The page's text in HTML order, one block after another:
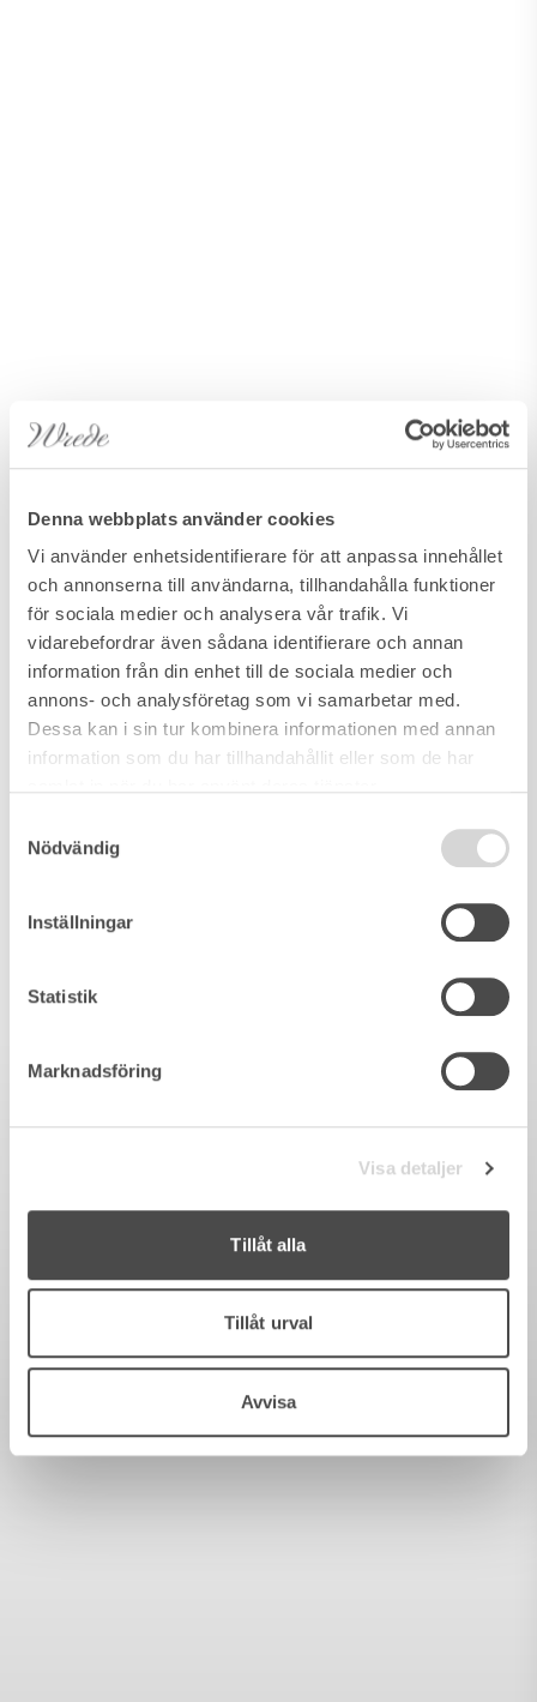
Denna webbplats använder cookies
Vi använder enhetsidentifierare för att anpassa innehållet
och annonserna till användarna, tillhandahålla funktioner
för sociala medier och analysera vår trafik. Vi
vidarebefordrar även sådana identifierare och annan
information från din enhet till de sociala medier och
annons- och analysföretag som vi samarbetar med.
Dessa kan i sin tur kombinera informationen med annan
information som du har tillhandahållit eller som de har
Nödvändig
Inställningar
Statistik
Marknadsföring
Visa detaljer
Tillåt alla
Tillåt urval
Avvisa